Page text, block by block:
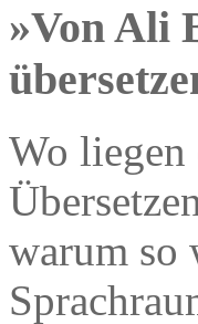
»Von Ali
Wo liegen
warum so